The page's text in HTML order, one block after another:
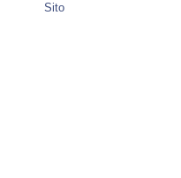
Sito